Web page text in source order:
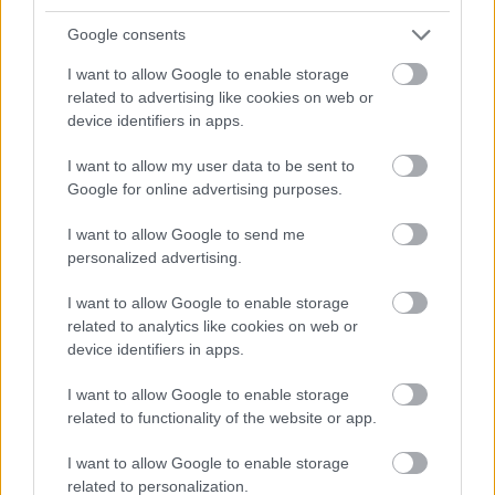
Google consents
I want to allow Google to enable storage
related to advertising like cookies on web or
device identifiers in apps.
I want to allow my user data to be sent to
Google for online advertising purposes.
I want to allow Google to send me
personalized advertising.
I want to allow Google to enable storage
related to analytics like cookies on web or
device identifiers in apps.
I want to allow Google to enable storage
related to functionality of the website or app.
I want to allow Google to enable storage
related to personalization.
Pienet
Yksityinen osakeyhtiö
Toimiala
Informaatio ja viestintä
Majoitus- ja ravitsemistoiminta
Palveluliiketoiminta
Rahoitus- ja vakuutustoiminta
Rakentaminen